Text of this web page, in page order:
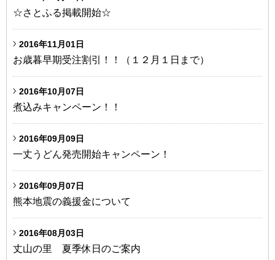
☆さとふる掲載開始☆
2016年11月01日
お歳暮早期受注割引！！（１２月１日まで）
2016年10月07日
煮込みキャンペーン！！
2016年09月09日
一丈うどん発売開始キャンペーン！
2016年09月07日
熊本地震の義援金について
2016年08月03日
丈山の里 夏季休日のご案内